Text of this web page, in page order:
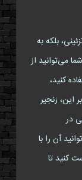
بلکه به
می‌توانید از
کنید،
این، زنجیر
در
آن را با
کنید تا